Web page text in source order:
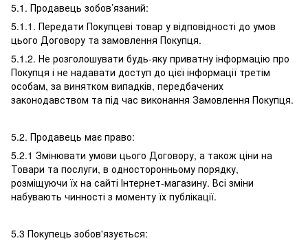
5.1. Продавець зобов’язаний:
5.1.1. Передати Покупцеві товар у відповідності до умов
цього Договору та замовлення Покупця.
5.1.2. Не розголошувати будь-яку приватну інформацію про
Покупця і не надавати доступ до цієї інформації третім
особам, за винятком випадків, передбачених
законодавством та під час виконання Замовлення Покупця.
5.2. Продавець має право:
5.2.1 Змінювати умови цього Договору, а також ціни на
Товари та послуги, в односторонньому порядку,
розміщуючи їх на сайті Інтернет-магазину. Всі зміни
набувають чинності з моменту їх публікації.
5.3 Покупець зобов'язується: